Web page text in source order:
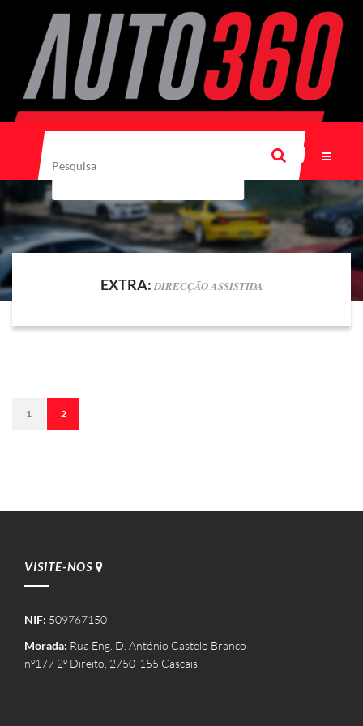
EXTRA:DIRECÇÃO ASSISTIDA
1 2
VISITE-NOS
NIF: 509767150
Morada: Rua Eng. D. António Castelo Branco
nº177 2º Direito, 2750-155 Cascais